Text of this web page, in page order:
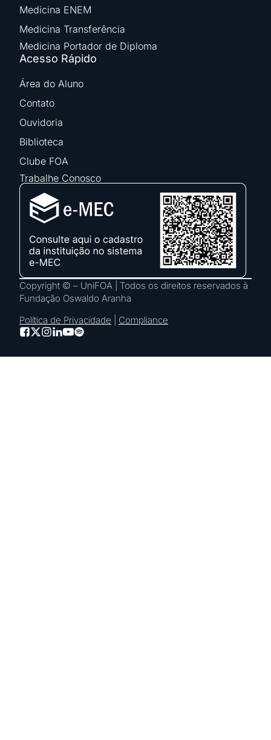
Medicina ENEM
Medicina Transferência
Medicina Portador de Diploma
Acesso Rápido
Área do Aluno
Contato
Ouvidoria
Biblioteca
Clube FOA
Trabalhe Conosco
Copyright © – UniFOA | Todos os direitos reservados à
Fundação Oswaldo Aranha
Política de Privacidade
Compliance